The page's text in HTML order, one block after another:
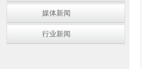
媒体新闻
行业新闻